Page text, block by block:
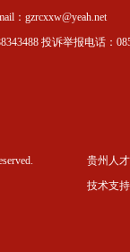
：gzrcxxw@yeah.net
投诉举报电话：
贵州人
技术支